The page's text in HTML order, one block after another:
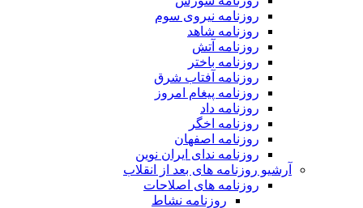
روزنامه نیروی سوم
روزنامه شاهد
روزنامه آتش
روزنامه باختر
روزنامه آفتاب شرق
روزنامه پیغام امروز
روزنامه داد
روزنامه اخگر
روزنامه اصفهان
روزنامه ندای ایران نوین
آرشیو روزنامه های بعد از انقلاب
روزنامه های اصلاحات
روزنامه نشاط